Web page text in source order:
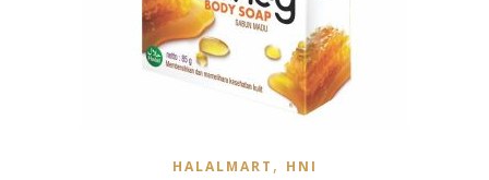
HALALMART , HNI